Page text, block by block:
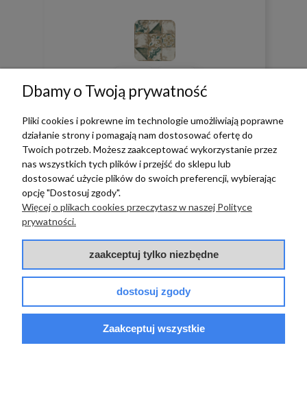
zebranych i zweryfikowanych przez
BAZA WIEDZY
PŁATNOŚCI I DOSTAWA
POMOC
Dbamy o Twoją prywatność
Pliki cookies i pokrewne im technologie umożliwiają poprawne
działanie strony i pomagają nam dostosować ofertę do
Twoich potrzeb. Możesz zaakceptować wykorzystanie przez
nas wszystkich tych plików i przejść do sklepu lub
dostosować użycie plików do swoich preferencji, wybierając
opcję "Dostosuj zgody".
Więcej o plikach cookies przeczytasz w naszej Polityce
prywatności.
zaakceptuj tylko niezbędne
dostosuj zgody
Zaakceptuj wszystkie